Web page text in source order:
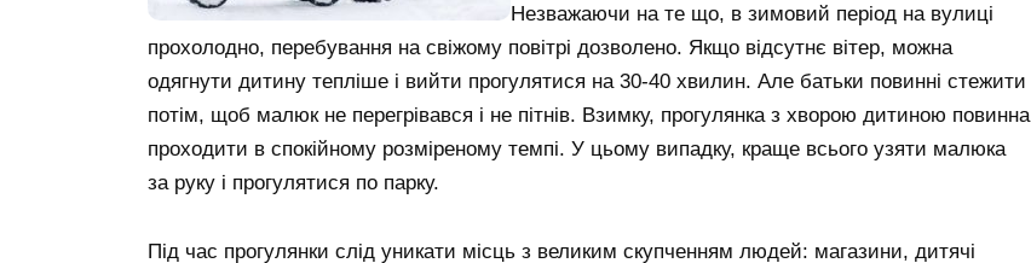
Незважаючи на те що, в зимовий період на вулиці
прохолодно, перебування на свіжому повітрі дозволено. Якщо відсутнє вітер, можна
одягнути дитину тепліше і вийти прогулятися на 30-40 хвилин. Але батьки повинні стежити
потім, щоб малюк не перегрівався і не пітнів. Взимку, прогулянка з хворою дитиною повинна
проходити в спокійному розміреному темпі. У цьому випадку, краще всього узяти малюка
за руку і прогулятися по парку.
Під час прогулянки слід уникати місць з великим скупченням людей: магазини, дитячі